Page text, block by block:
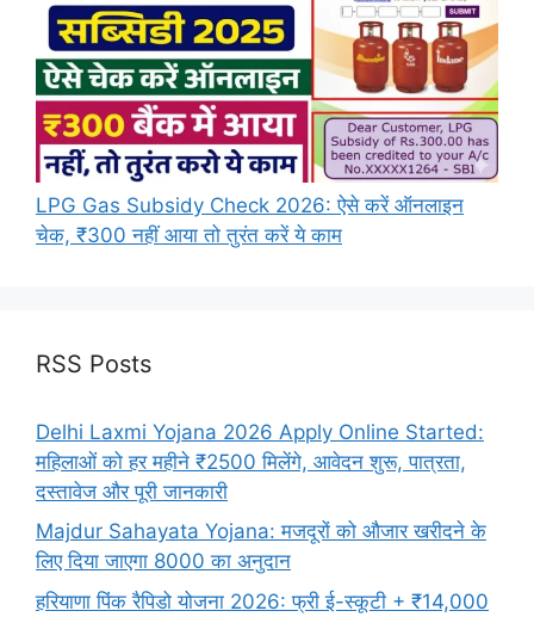
LPG Gas Subsidy Check 2026: ऐसे करें ऑनलाइन
चेक, ₹300 नहीं आया तो तुरंत करें ये काम
RSS Posts
Delhi Laxmi Yojana 2026 Apply Online Started:
महिलाओं को हर महीने ₹2500 मिलेंगे, आवेदन शुरू, पात्रता,
दस्तावेज और पूरी जानकारी
Majdur Sahayata Yojana: मजदूरों को औजार खरीदने के
लिए दिया जाएगा 8000 का अनुदान
हरियाणा पिंक रैपिडो योजना 2026: फ्री ई-स्कूटी + ₹14,000